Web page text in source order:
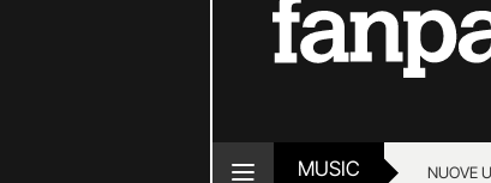
MUSIC NUOVE